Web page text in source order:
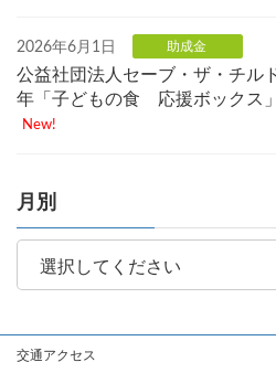
2026年6月1日 助成金
公益社団法人セーブ・ザ・チル
年「子どもの食 応援ボックス
New!
月別
交通アクセス